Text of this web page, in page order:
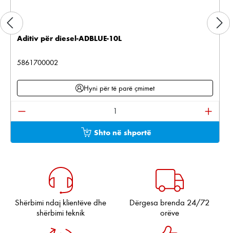
Aditiv për diesel-ADBLUE-10L
5861700002
Hyni për të parë çmimet
Sasia e produktit: Shkruani sasinë e dëshiruar
Shto në shportë
Shërbimi ndaj klientëve dhe
shërbimi teknik
Dërgesa brenda 24/72
orëve